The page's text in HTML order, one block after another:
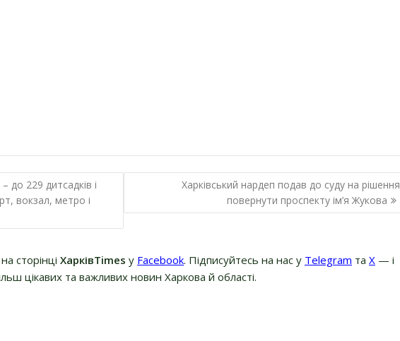
до 229 дитсадків і
вокзал, метро і
Харківський нардеп подав до суду на рішення
повернути проспекту ім’я Жукова
сторінці ХарківTimes у Facebook. Підписуйтесь на нас у Telegram та Х — і
цікавих та важливих новин Харкова й області.